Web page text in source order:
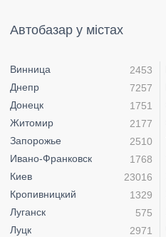
Автобазар у містах
Винница
2453
Днепр
7257
Донецк
1751
Житомир
2177
Запорожье
2510
Ивано-Франковск
1768
Киев
23016
Кропивницкий
1329
Луганск
575
Луцк
2971